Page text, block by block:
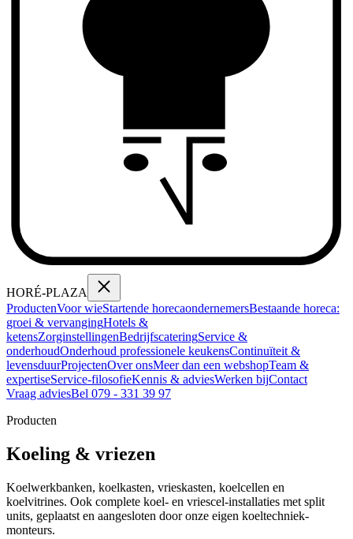
HORÉ-PLAZA
ProductenVoor wieStartende horecaondernemersBestaande horeca:
groei & vervangingHotels &
ketensZorginstellingenBedrijfscateringService &
onderhoudOnderhoud professionele keukensContinuïteit &
levensduurProjectenOver onsMeer dan een webshopTeam &
expertiseService-filosofieKennis & adviesWerken bijContact
Vraag adviesBel 079 - 331 39 97
Producten
Koeling & vriezen
Koelwerkbanken, koelkasten, vrieskasten, koelcellen en
koelvitrines. Ook complete koel- en vriescel-installaties met split
units, geplaatst en aangesloten door onze eigen koeltechniek-
monteurs.